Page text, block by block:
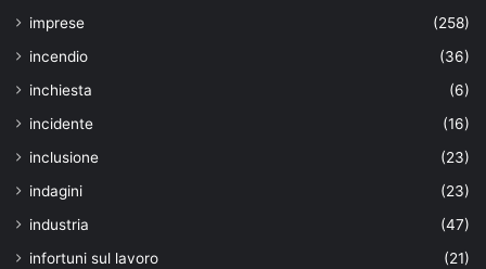
imprese
(258)
incendio
(36)
inchiesta
(6)
incidente
(16)
inclusione
(23)
indagini
(23)
industria
(47)
infortuni sul lavoro
(21)